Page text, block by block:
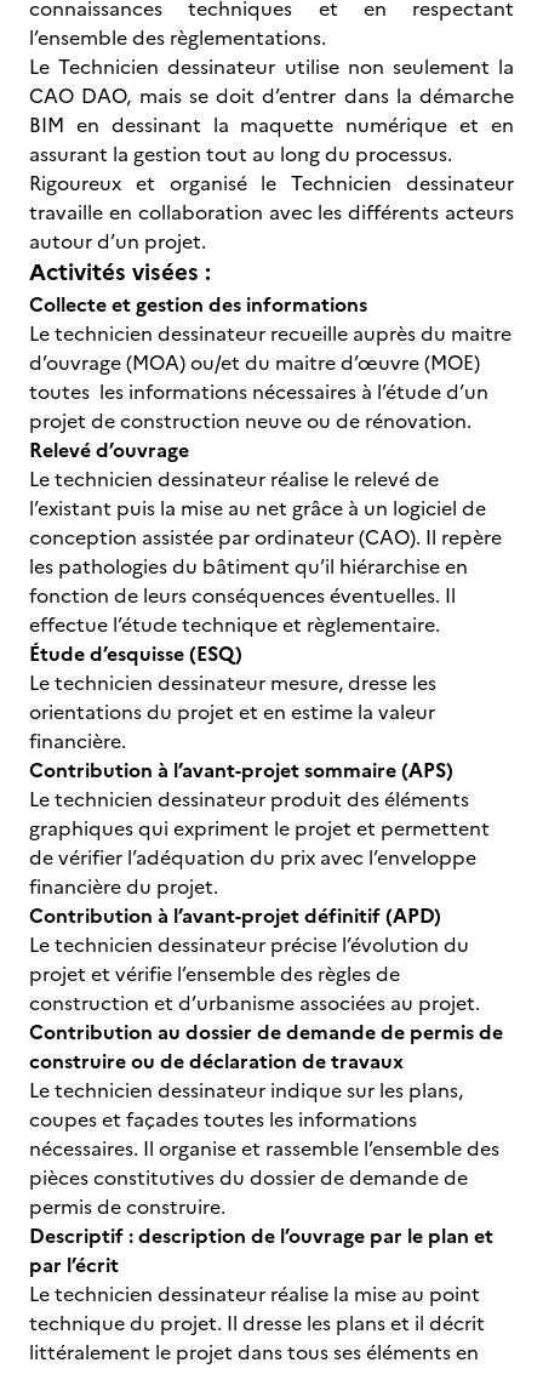
connaissances techniques et en respectant
l’ensemble des règlementations.
Le Technicien dessinateur utilise non seulement la
CAO DAO, mais se doit d’entrer dans la démarche
BIM en dessinant la maquette numérique et en
assurant la gestion tout au long du processus.
Rigoureux et organisé le Technicien dessinateur
travaille en collaboration avec les différents acteurs
autour d’un projet.
Activités visées :
Collecte et gestion des informations
Le technicien dessinateur recueille auprès du maitre
d’ouvrage (MOA) ou/et du maitre d’œuvre (MOE)
toutes les informations nécessaires à l’étude d’un
projet de construction neuve ou de rénovation.
Relevé d’ouvrage
Le technicien dessinateur réalise le relevé de
l’existant puis la mise au net grâce à un logiciel de
conception assistée par ordinateur (CAO). Il repère
les pathologies du bâtiment qu’il hiérarchise en
fonction de leurs conséquences éventuelles. Il
effectue l’étude technique et règlementaire.
Étude d’esquisse (ESQ)
Le technicien dessinateur mesure, dresse les
orientations du projet et en estime la valeur
financière.
Contribution à l’avant-projet sommaire (APS)
Le technicien dessinateur produit des éléments
graphiques qui expriment le projet et permettent
de vérifier l’adéquation du prix avec l’enveloppe
financière du projet.
Contribution à l’avant-projet définitif (APD)
Le technicien dessinateur précise l’évolution du
projet et vérifie l’ensemble des règles de
construction et d’urbanisme associées au projet.
Contribution au dossier de demande de permis de
construire ou de déclaration de travaux
Le technicien dessinateur indique sur les plans,
coupes et façades toutes les informations
nécessaires. Il organise et rassemble l’ensemble des
pièces constitutives du dossier de demande de
permis de construire.
Descriptif : description de l’ouvrage par le plan et
par l’écrit
Le technicien dessinateur réalise la mise au point
technique du projet. Il dresse les plans et il décrit
littéralement le projet dans tous ses éléments en